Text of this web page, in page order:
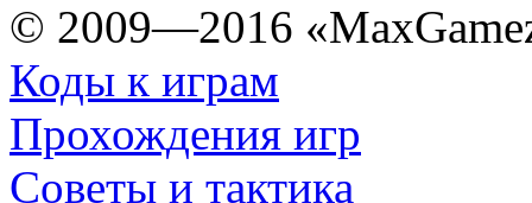
© 2009—2016
Коды к играм
Прохождения игр
Советы и тактика